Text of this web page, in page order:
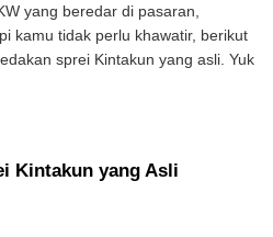
yang beredar di pasaran,
kamu tidak perlu khawatir, berikut
sprei Kintakun yang asli. Yuk
Kintakun yang Asli